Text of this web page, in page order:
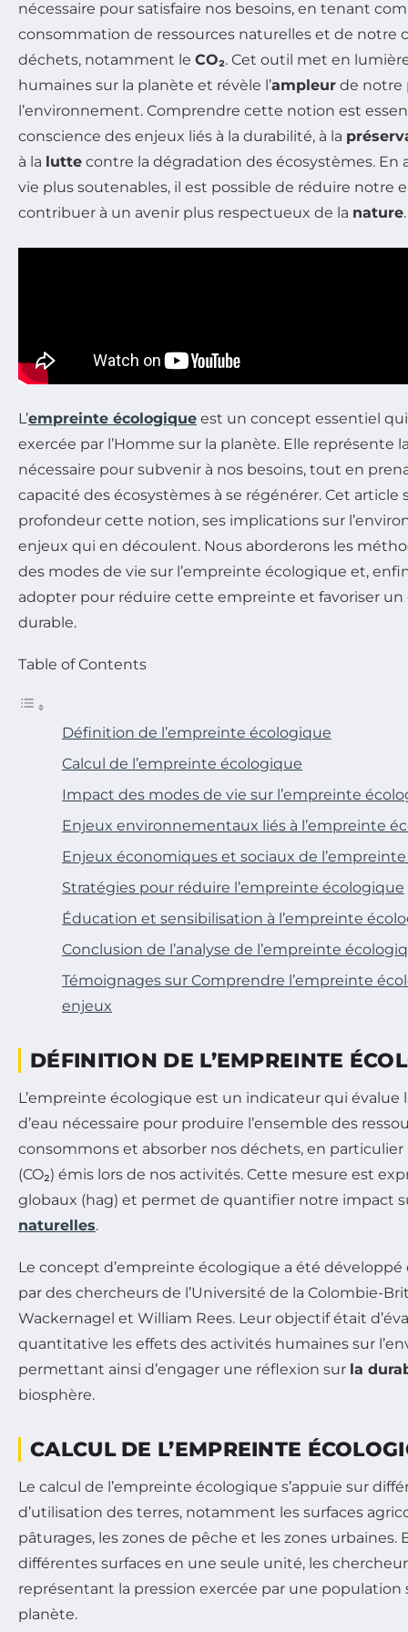
nécessaire pour satisfaire nos besoins, en tenant
consommation de ressources naturelles et de notre
déchets, notamment le CO₂. Cet outil met en
humaines sur la planète et révèle l’ampleur de notre
l’environnement. Comprendre cette notion est
conscience des enjeux liés à la durabilité, à la
à la lutte contre la dégradation des écosystèmes.
vie plus soutenables, il est possible de réduire notre
contribuer à un avenir plus respectueux de la nature.
L’empreinte écologique est un concept essentiel
exercée par l’Homme sur la planète. Elle représente
nécessaire pour subvenir à nos besoins, tout en
capacité des écosystèmes à se régénérer. Cet article
profondeur cette notion, ses implications sur
enjeux qui en découlent. Nous aborderons les
des modes de vie sur l’empreinte écologique et,
adopter pour réduire cette empreinte et favoriser
durable.
Table of Contents
Définition de l’empreinte écologique
Calcul de l’empreinte écologique
Impact des modes de vie sur l’empreinte
Enjeux environnementaux liés à l’empreinte
Enjeux économiques et sociaux de
Stratégies pour réduire l’empreinte écologique
Éducation et sensibilisation à l’empreinte
Conclusion de l’analyse de l’empreinte
Témoignages sur Comprendre l’empreinte
enjeux
DÉFINITION DE L’EMPREINTE
L’empreinte écologique est un indicateur qui évalue
d’eau nécessaire pour produire l’ensemble des
consommons et absorber nos déchets, en
(CO₂) émis lors de nos activités. Cette mesure est
globaux (hag) et permet de quantifier notre impact
naturelles.
Le concept d’empreinte écologique a été développé
par des chercheurs de l’Université de la Colombie-
Wackernagel et William Rees. Leur objectif était
quantitative les effets des activités humaines sur
permettant ainsi d’engager une réflexion sur la
biosphère.
CALCUL DE L’EMPREINTE
Le calcul de l’empreinte écologique s’appuie sur
d’utilisation des terres, notamment les surfaces
pâturages, les zones de pêche et les zones urbaines.
différentes surfaces en une seule unité, les
représentant la pression exercée par une population
planète.